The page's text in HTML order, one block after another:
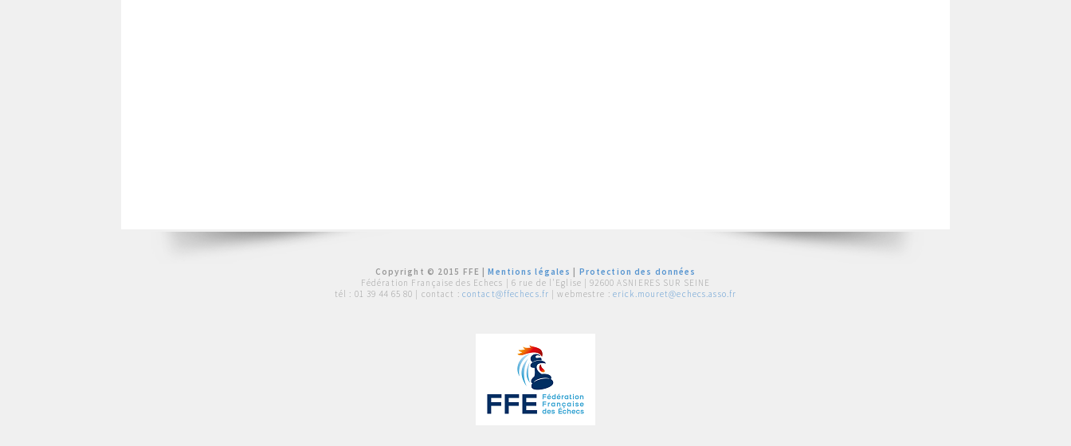
Copyright © 2015 FFE |Mentions légales
Protection des données
Fédération Française des Echecs | 6 rue de l'Eglise | 92600 ASNIERES SUR SEINE
tél : 01 39 44 65 80 | contact : contact@ffechecs.fr | webmestre : erick.mouret@echecs.asso.fr